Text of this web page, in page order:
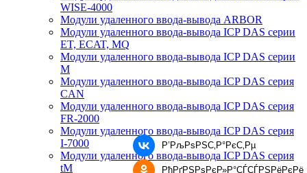
WISE-4000
Модули удаленного ввода-вывода ARBOR
Модули удаленного ввода-вывода ICP DAS серии
ET, ECAT, MQ
Модули удаленного ввода-вывода ICP DAS серии
M
Модули удаленного ввода-вывода ICP DAS серия
CAN
Модули удаленного ввода-вывода ICP DAS серия
FR-2000
Модули удаленного ввода-вывода ICP DAS серия
I-7000
Модули удаленного ввода-вывода ICP DAS серия
tM
Р’РљРѕРЅС‚Р°РєС‚Рµ
РћРґРЅРѕРєР»Р°СЃСЃРЅРёРєРё